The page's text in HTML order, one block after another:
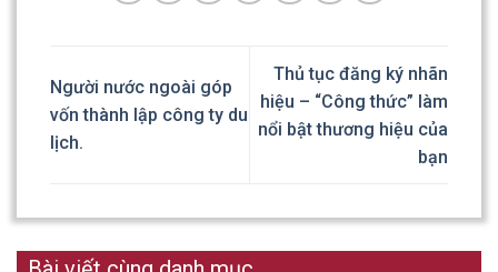
Người nước ngoài góp
vốn thành lập công ty du
lịch.
Thủ tục đăng ký nhãn
hiệu – “Công thức” làm
nổi bật thương hiệu của
bạn